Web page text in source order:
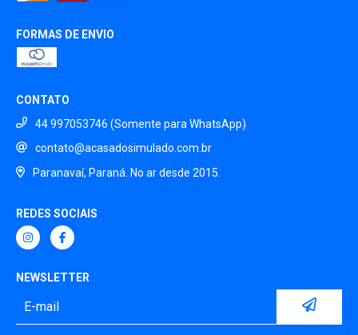
FORMAS DE ENVIO
CONTATO
44 997053746 (Somente para WhatsApp)
contato@acasadosimulado.com.br
Paranavaí, Paraná. No ar desde 2015.
REDES SOCIAIS
NEWSLETTER